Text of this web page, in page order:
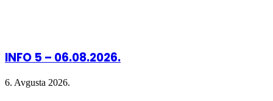
INFO 5 – 06.08.2026.
6. Avgusta 2026.